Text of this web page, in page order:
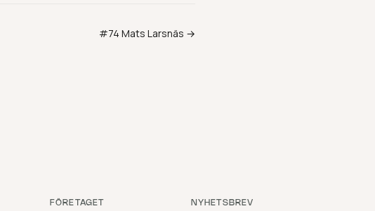
#74 Mats Larsnäs →
FÖRETAGET NYHETSBREV